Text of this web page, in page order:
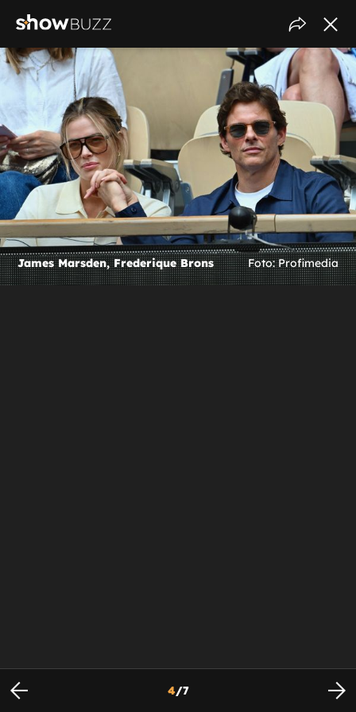
James Marsden, Frederique Brons Foto: Profimedia
4/7